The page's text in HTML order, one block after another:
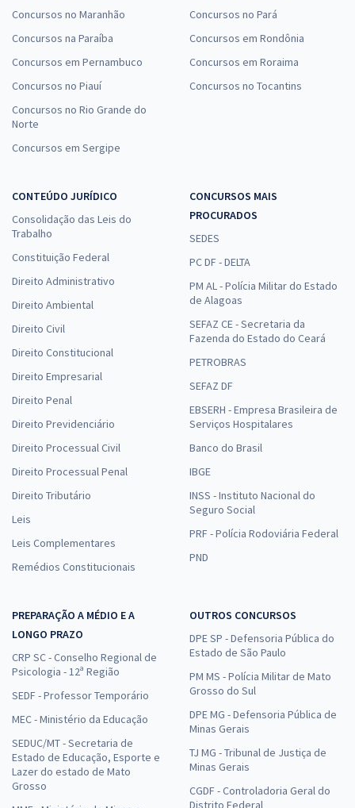
Concursos no Maranhão
Concursos na Paraíba
Concursos em Pernambuco
Concursos no Piauí
Concursos no Rio Grande do
Norte
Concursos em Sergipe
Concursos no Pará
Concursos em Rondônia
Concursos em Roraima
Concursos no Tocantins
CONTEÚDO JURÍDICO
Consolidação das Leis do
Trabalho
Constituição Federal
Direito Administrativo
Direito Ambiental
Direito Civil
Direito Constitucional
Direito Empresarial
Direito Penal
Direito Previdenciário
Direito Processual Civil
Direito Processual Penal
Direito Tributário
Leis
Leis Complementares
Remédios Constitucionais
CONCURSOS MAIS
PROCURADOS
SEDES
PC DF - DELTA
PM AL - Polícia Militar do Estado
de Alagoas
SEFAZ CE - Secretaria da
Fazenda do Estado do Ceará
PETROBRAS
SEFAZ DF
EBSERH - Empresa Brasileira de
Serviços Hospitalares
Banco do Brasil
IBGE
INSS - Instituto Nacional do
Seguro Social
PRF - Polícia Rodoviária Federal
PND
PREPARAÇÃO A MÉDIO E A
LONGO PRAZO
CRP SC - Conselho Regional de
Psicologia - 12ª Região
SEDF - Professor Temporário
MEC - Ministério da Educação
SEDUC/MT - Secretaria de
Estado de Educação, Esporte e
Lazer do estado de Mato
Grosso
OUTROS CONCURSOS
DPE SP - Defensoria Pública do
Estado de São Paulo
PM MS - Polícia Militar de Mato
Grosso do Sul
DPE MG - Defensoria Pública de
Minas Gerais
TJ MG - Tribunal de Justiça de
Minas Gerais
CGDF - Controladoria Geral do
Distrito Federal